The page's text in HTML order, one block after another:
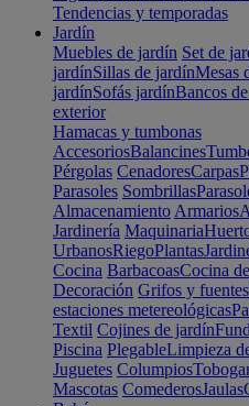
Tendencias y temporadas
Jardín
Muebles de jardín Set de
jardínSillas de jardínMesas
jardínSofás jardínBancos
exterior
Hamacas y tumbonas
AccesoriosBalancines
Pérgolas CenadoresCarpas
Parasoles Sombrillas
Almacenamiento Armarios
Jardinería Maquinaria
UrbanosRiegoPlantas
Cocina BarbacoasCocina
Decoración Grifos y fuentes
estaciones metereológicas
Textil Cojines de jardín
Piscina PlegableLimpieza
Juguetes Columpios
Mascotas ComederosJaulas